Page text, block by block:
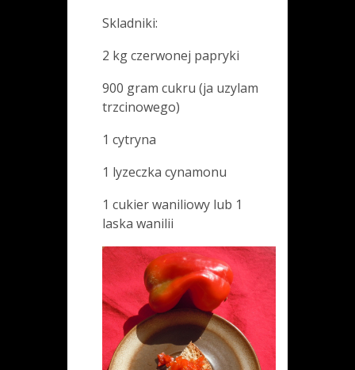
Skladniki:
2 kg czerwonej papryki
900 gram cukru (ja uzylam
trzcinowego)
1 cytryna
1 lyzeczka cynamonu
1 cukier waniliowy lub 1
laska wanilii